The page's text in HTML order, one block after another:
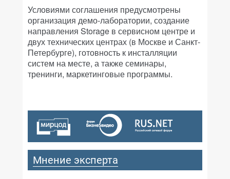
Условиями соглашения предусмотрены
организация демо-лаборатории, создание
направления Storage в сервисном центре и
двух технических центрах (в Москве и Санкт-
Петербурге), готовность к инсталляции
систем на месте, а также семинары,
тренинги, маркетинговые программы.
Мнение эксперта